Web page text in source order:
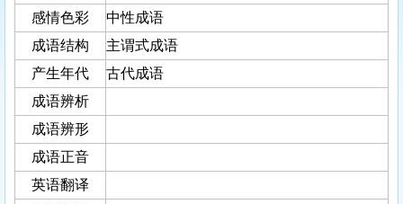
感情色彩
中性成语
成语结构
主谓式成语
产生年代
古代成语
成语辨析
成语辨形
成语正音
英语翻译